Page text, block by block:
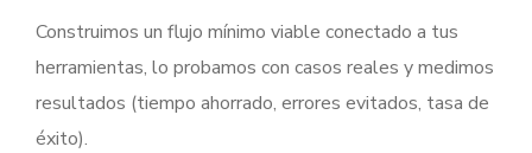
Construimos un flujo mínimo viable conectado a tus
herramientas, lo probamos con casos reales y medimos
resultados (tiempo ahorrado, errores evitados, tasa de
éxito).